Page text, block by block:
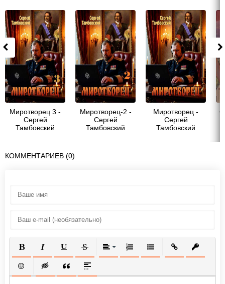
Миротворец 3 -
Сергей
Тамбовский
Миротворец-2 -
Сергей
Тамбовский
Миротворец -
Сергей
Тамбовский
КОММЕНТАРИЕВ (0)
ПОЛУЖИРНЫЙ
КУРСИВПОДЧЕРКНУТЫЙ
ЗАЧЕРКНУТЫЙВЫРАВНИВАНИЕ
НУМЕРОВАННЫЙ СПИСОК
МАРКИРОВАННЫЙ
ВСТАВИТЬ
ВСТАВИТЬ СМАЙЛИК
ВСТАВКА СКРЫТОГО ТЕКСТА
ВСТАВКА ЦИТАТЫ
ВСТАВКА СПОЙЛЕРА